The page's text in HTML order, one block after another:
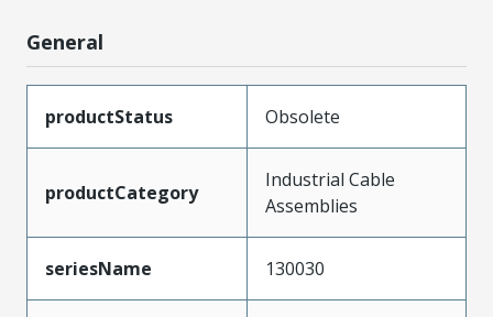
General
productStatus Obsolete
productCategory
Industrial Cable
Assemblies
seriesName 130030